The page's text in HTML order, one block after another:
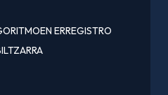
ERREGISTRO